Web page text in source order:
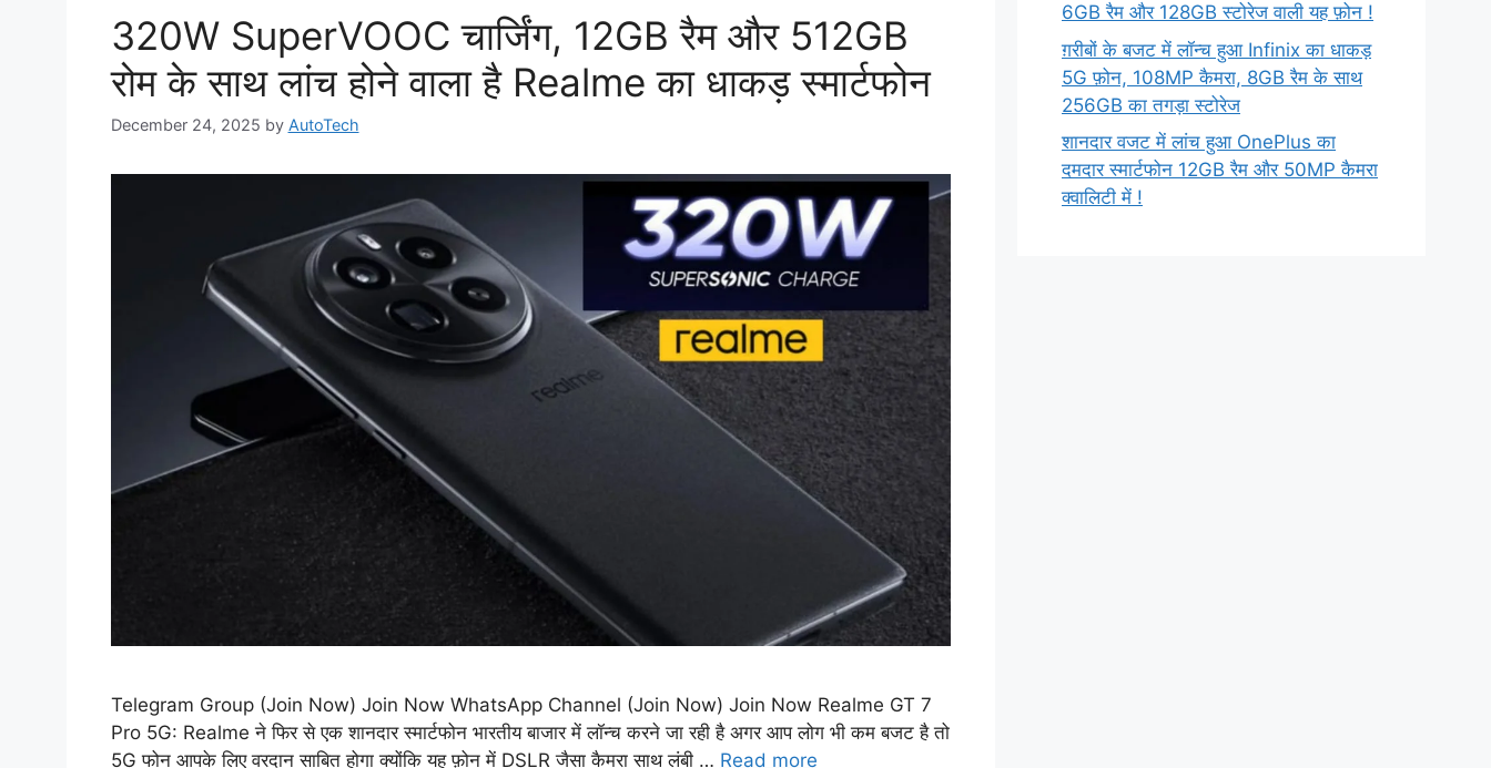
320W SuperVOOC चार्जिंग, 12GB रैम और 512GB
रोम के साथ लांच होने वाला है Realme का धाकड़ स्मार्टफोन
December 24, 2025 by AutoTech
Telegram Group (Join Now) Join Now WhatsApp Channel (Join Now) Join Now Realme GT 7
Pro 5G: Realme ने फिर से एक शानदार स्मार्टफोन भारतीय बाजार में लॉन्च करने जा रही है अगर आप लोग भी कम बजट है तो
5G फोन आपके लिए वरदान साबित होगा क्योंकि यह फ़ोन में DSLR जैसा कैमरा साथ लंबी … Read more
6GB रैम और 128GB स्टोरेज वाली यह फ़ोन !
ग़रीबों के बजट में लॉन्च हुआ Infinix का धाकड़
5G फ़ोन, 108MP कैमरा, 8GB रैम के साथ
256GB का तगड़ा स्टोरेज
शानदार वजट में लांच हुआ OnePlus का
दमदार स्मार्टफोन 12GB रैम और 50MP कैमरा
क्वालिटी में !